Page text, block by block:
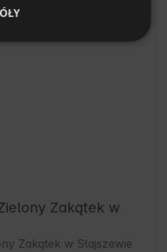
Zakątek w
Zakątek w Słajszewie